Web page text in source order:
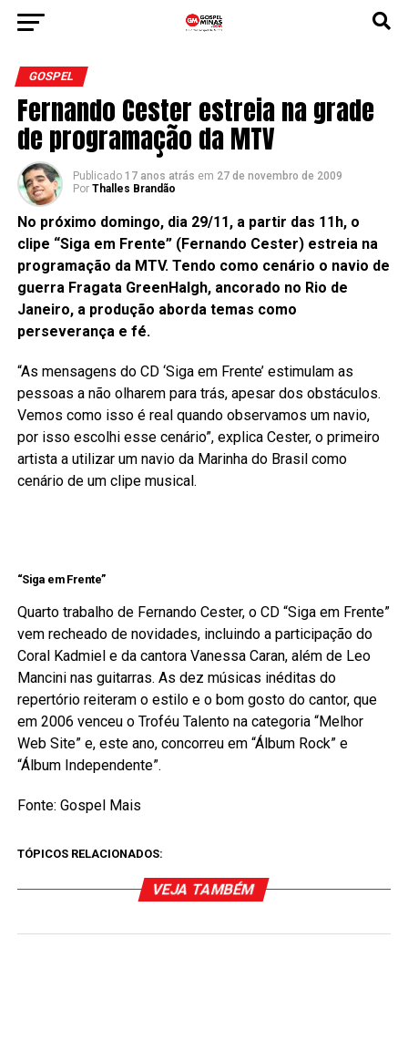
GOSPEL
Fernando Cester estreia na grade
de programação da MTV
Publicado 17 anos atrás em 27 de novembro de 2009
Por Thalles Brandão
No próximo domingo, dia 29/11, a partir das 11h, o
clipe “Siga em Frente” (Fernando Cester) estreia na
programação da MTV. Tendo como cenário o navio de
guerra Fragata GreenHalgh, ancorado no Rio de
Janeiro, a produção aborda temas como
perseverança e fé.
“As mensagens do CD ‘Siga em Frente’ estimulam as
pessoas a não olharem para trás, apesar dos obstáculos.
Vemos como isso é real quando observamos um navio,
por isso escolhi esse cenário”, explica Cester, o primeiro
artista a utilizar um navio da Marinha do Brasil como
cenário de um clipe musical.
“Siga em Frente”
Quarto trabalho de Fernando Cester, o CD “Siga em Frente”
vem recheado de novidades, incluindo a participação do
Coral Kadmiel e da cantora Vanessa Caran, além de Leo
Mancini nas guitarras. As dez músicas inéditas do
repertório reiteram o estilo e o bom gosto do cantor, que
em 2006 venceu o Troféu Talento na categoria “Melhor
Web Site” e, este ano, concorreu em “Álbum Rock” e
“Álbum Independente”.
Fonte: Gospel Mais
TÓPICOS RELACIONADOS:
VEJA TAMBÉM